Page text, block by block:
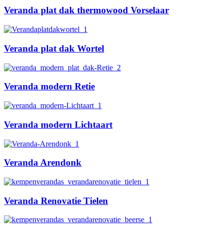
Veranda plat dak thermowood Vorselaar
Veranda plat dak Wortel
Veranda modern Retie
Veranda modern Lichtaart
Veranda Arendonk
Veranda Renovatie Tielen